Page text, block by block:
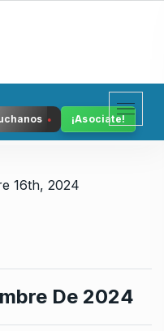
¡Asociate!
16th, 2024
De 2024